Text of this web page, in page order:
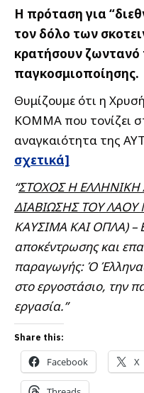
Η πρόταση για
τον δόλο των
κρατήσουν ζωντανό
παγκοσμιοποίησης.
Θυμίζουμε ότι η
ΚΟΜΜΑ που τονίζει
αναγκαιότητα της
σχετικά]
“ΣΤΟΧΟΣ Η ΕΛΛΗΝΙΚΗ
ΔΙΑΒΙΩΣΗΣ ΤΟΥ ΛΑΟΥ
ΚΑYΣΙΜΑ ΚΑΙ OΠΛΑ) –
αποκέντρωσης και
παραγωγής: Ό
στο εργοστάσιο, την
εργασία.”
Share this:
Facebook X